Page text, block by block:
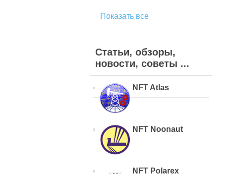
Показать все
Статьи, обзоры,
новости, советы ...
NFT Atlas
NFT Noonaut
NFT Polarex